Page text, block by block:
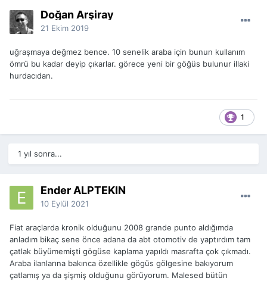
Doğan Arşiray
21 Ekim 2019
uğraşmaya değmez bence. 10 senelik araba için bunun kullanım
ömrü bu kadar deyip çıkarlar. görece yeni bir göğüs bulunur illaki
hurdacıdan.
1
1 yıl sonra...
Ender ALPTEKİN
10 Eylül 2021
Fiat araçlarda kronik olduğunu 2008 grande punto aldığımda
anladım bikaç sene önce adana da abt otomotiv de yaptırdım tam
çatlak büyümemişti gögüse kaplama yapıldı masrafta çok çıkmadı.
Araba ilanlarına bakınca özellikle gögüs gölgesine bakıyorum
çatlamış ya da şişmiş olduğunu görüyorum. Malesed bütün